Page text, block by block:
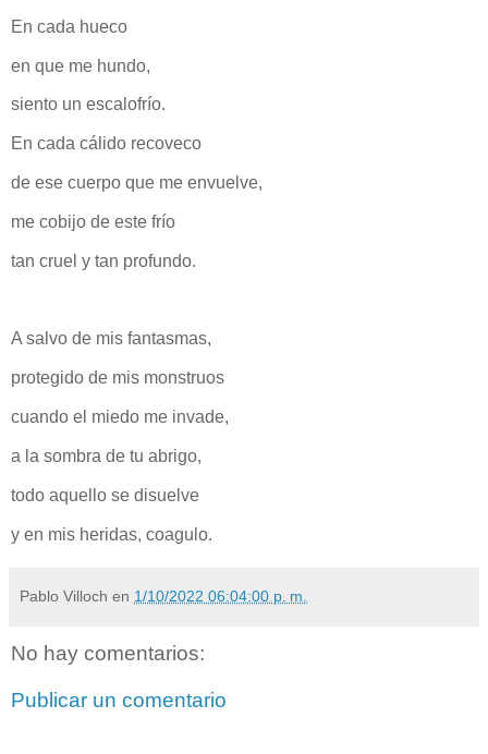
En cada hueco
en que me hundo,
siento un escalofrío.
En cada cálido recoveco
de ese cuerpo que me envuelve,
me cobijo de este frío
tan cruel y tan profundo.
A salvo de mis fantasmas,
protegido de mis monstruos
cuando el miedo me invade,
a la sombra de tu abrigo,
todo aquello se disuelve
y en mis heridas, coagulo.
Pablo Villoch en 1/10/2022 06:04:00 p. m.
No hay comentarios:
Publicar un comentario